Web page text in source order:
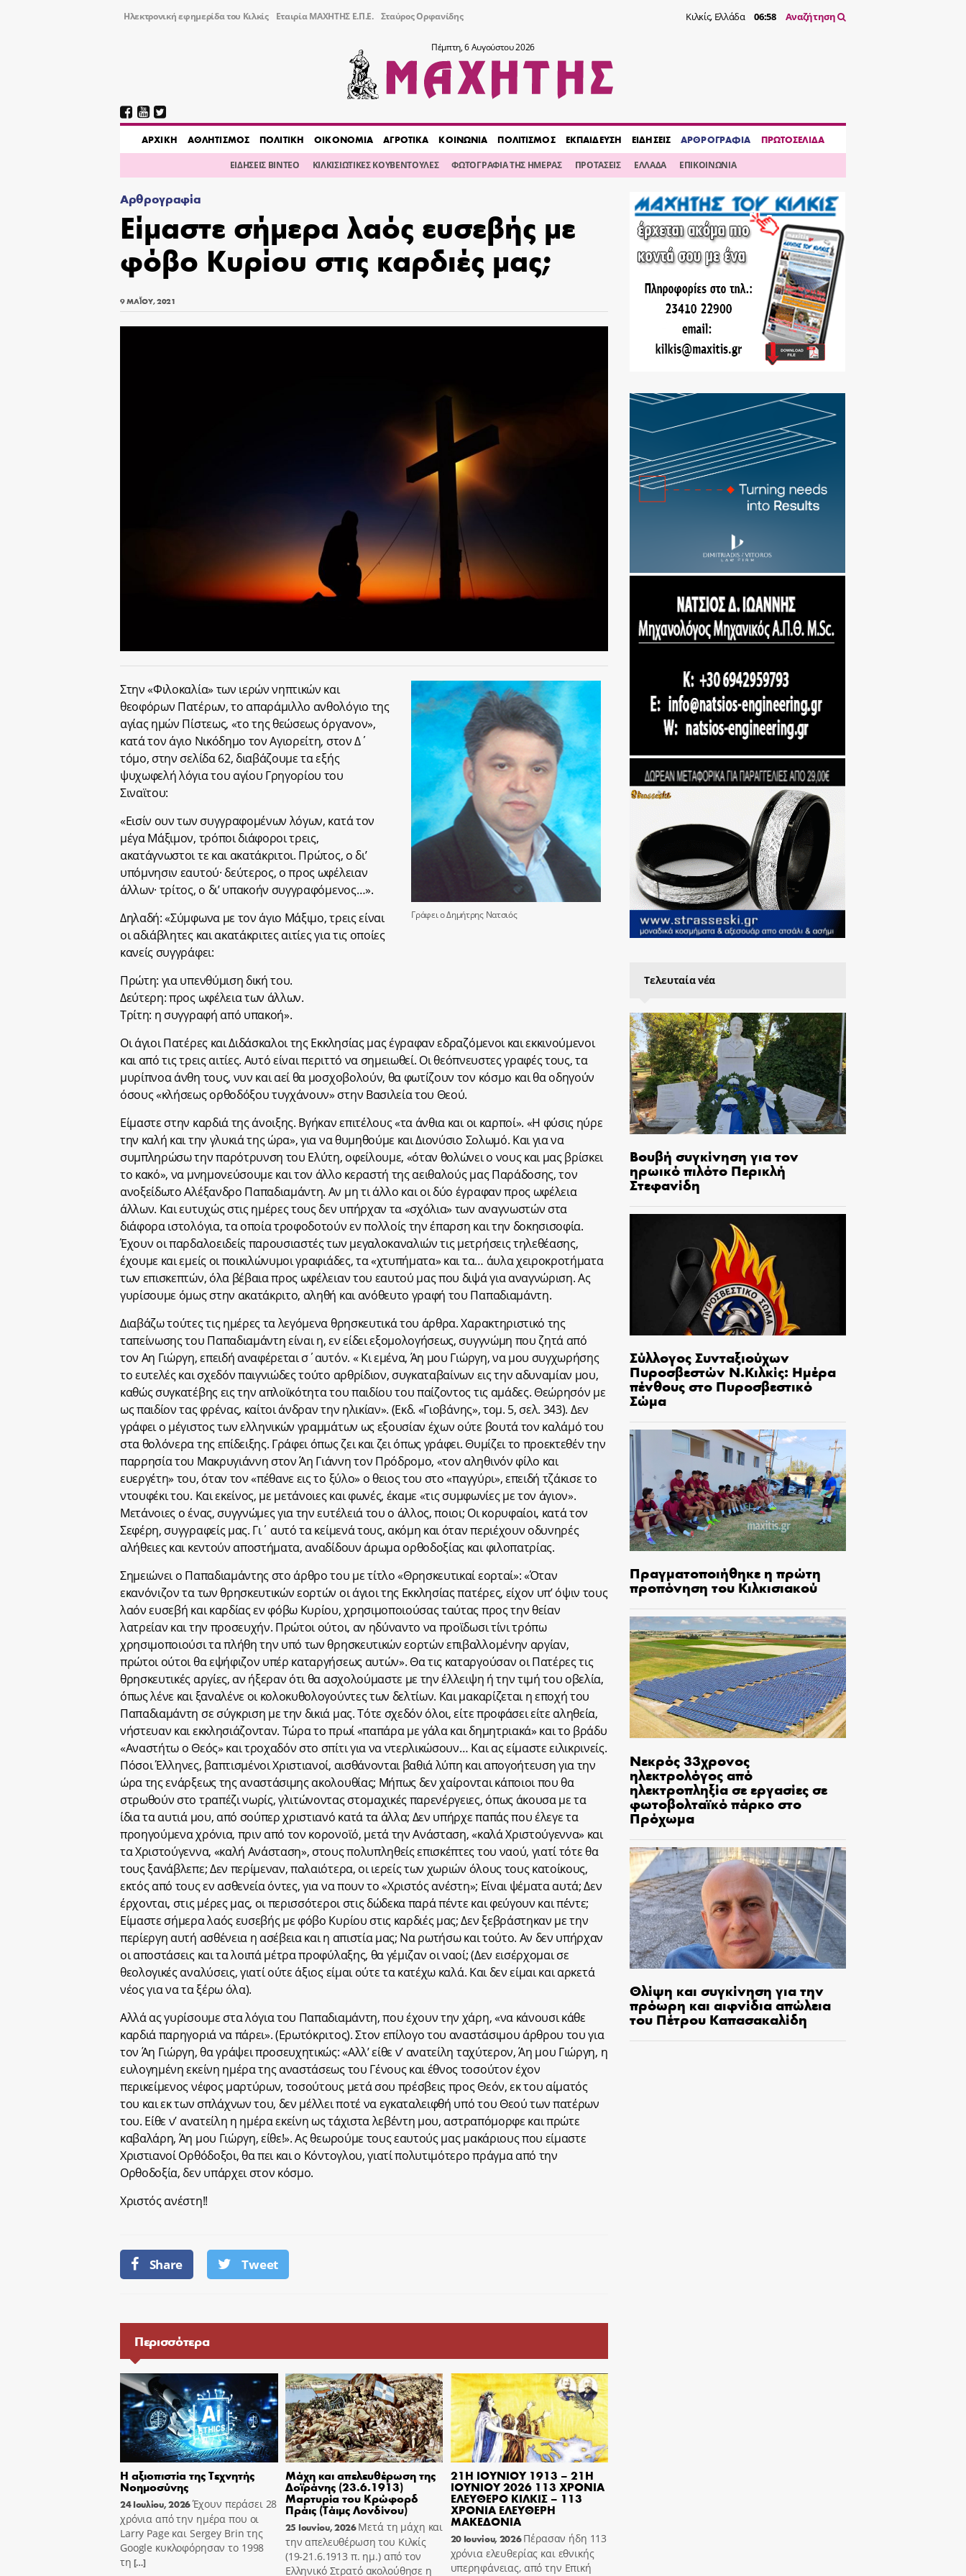
Ηλεκτρονική εφημερίδα του Κιλκίς Εταιρία ΜΑΧΗΤΗΣ Ε.Π.Ε. Σταύρος Ορφανίδης Κιλκίς, Ελλάδα 06:58 Αναζήτηση
Πέμπτη, 6 Αυγούστου 2026
AΡΧΙΚΗ ΑΘΛΗΤΙΣΜΟΣ ΠΟΛΙΤΙΚΗ ΟΙΚΟΝΟΜΙΑ ΑΓΡΟΤΙΚΑ ΚΟΙΝΩΝΙΑ ΠΟΛΙΤΙΣΜΟΣ ΕΚΠΑΙΔΕΥΣΗ ΕΙΔΗΣΕΙΣ ΑΡΘΡΟΓΡΑΦΙΑ ΠΡΩΤΟΣΕΛΙΔΑ
ΕΙΔΗΣΕΙΣ ΒΙΝΤΕΟ ΚΙΛΚΙΣΙΩΤΙΚΕΣ ΚΟΥΒΕΝΤΟΥΛΕΣ ΦΩΤΟΓΡΑΦΙΑ ΤΗΣ ΗΜΕΡΑΣ ΠΡΟΤΑΣΕΙΣ ΕΛΛΑΔΑ ΕΠΙΚΟΙΝΩΝΙΑ
Αρθρογραφία
Είμαστε σήμερα λαός ευσεβής με
φόβο Κυρίου στις καρδιές μας;
9 ΜΑΪ́ΟΥ, 2021
Γράφει ο Δημήτρης Νατσιός
Στην «Φιλοκαλία» των ιερών νηπτικών και
θεοφόρων Πατέρων, το απαράμιλλο ανθολόγιο της
αγίας ημών Πίστεως, «το της θεώσεως όργανον»,
κατά τον άγιο Νικόδημο τον Αγιορείτη, στον Δ΄
τόμο, στην σελίδα 62, διαβάζουμε τα εξής
ψυχωφελή λόγια του αγίου Γρηγορίου του
Σιναϊτου:
«Εισίν ουν των συγγραφομένων λόγων, κατά τον
μέγα Μάξιμον, τρόποι διάφοροι τρεις,
ακατάγνωστοι τε και ακατάκριτοι. Πρώτος, ο δι’
υπόμνησιν εαυτού· δεύτερος, ο προς ωφέλειαν
άλλων· τρίτος, ο δι’ υπακοήν συγγραφόμενος…».
Δηλαδή: «Σύμφωνα με τον άγιο Μάξιμο, τρεις είναι
οι αδιάβλητες και ακατάκριτες αιτίες για τις οποίες
κανείς συγγράφει:
Πρώτη: για υπενθύμιση δική του.
Δεύτερη: προς ωφέλεια των άλλων.
Τρίτη: η συγγραφή από υπακοή».
Οι άγιοι Πατέρες και Διδάσκαλοι της Εκκλησίας μας έγραφαν εδραζόμενοι και εκκινούμενοι
και από τις τρεις αιτίες. Αυτό είναι περιττό να σημειωθεί. Οι θεόπνευστες γραφές τους, τα
μυρίπνοα άνθη τους, νυν και αεί θα μοσχοβολούν, θα φωτίζουν τον κόσμο και θα οδηγούν
όσους «κλήσεως ορθοδόξου τυγχάνουν» στην Βασιλεία του Θεού.
Είμαστε στην καρδιά της άνοιξης. Βγήκαν επιτέλους «τα άνθια και οι καρποί». «Η φύσις ηύρε
την καλή και την γλυκιά της ώρα», για να θυμηθούμε και Διονύσιο Σολωμό. Και για να
συμπληρώσω την παρότρυνση του Ελύτη, οφείλουμε, «όταν θολώνει ο νους και μας βρίσκει
το κακό», να μνημονεύσουμε και τον άλλο κεραστή της αειθαλούς μας Παράδοσης, τον
ανοξείδωτο Αλέξανδρο Παπαδιαμάντη. Αν μη τι άλλο και οι δύο έγραφαν προς ωφέλεια
άλλων. Και ευτυχώς στις ημέρες τους δεν υπήρχαν τα «σχόλια» των αναγνωστών στα
διάφορα ιστολόγια, τα οποία τροφοδοτούν εν πολλοίς την έπαρση και την δοκησισοφία.
Έχουν οι παρδαλοειδείς παρουσιαστές των μεγαλοκαναλιών τις μετρήσεις τηλεθέασης,
έχουμε και εμείς οι ποικιλώνυμοι γραφιάδες, τα «χτυπήματα» και τα… άυλα χειροκροτήματα
των επισκεπτών, όλα βέβαια προς ωφέλειαν του εαυτού μας που διψά για αναγνώριση. Ας
γυρίσουμε όμως στην ακατάκριτο, αληθή και ανόθευτο γραφή του Παπαδιαμάντη.
Διαβάζω τούτες τις ημέρες τα λεγόμενα θρησκευτικά του άρθρα. Χαρακτηριστικό της
ταπείνωσης του Παπαδιαμάντη είναι η, εν είδει εξομολογήσεως, συγγνώμη που ζητά από
τον Αη Γιώργη, επειδή αναφέρεται σ΄αυτόν. « Κι εμένα, Άη μου Γιώργη, να μου συγχωρήσης
το ευτελές και σχεδόν παιγνιώδες τούτο αρθρίδιον, συγκαταβαίνων εις την αδυναμίαν μου,
καθώς συγκατέβης εις την απλοϊκότητα του παιδίου του παίζοντος τις αμάδες. Θεώρησόν με
ως παιδίον τας φρένας, καίτοι άνδραν την ηλικίαν». (Εκδ. «Γιοβάνης», τομ. 5, σελ. 343). Δεν
γράφει ο μέγιστος των ελληνικών γραμμάτων ως εξουσίαν έχων ούτε βουτά τον καλάμό του
στα θολόνερα της επίδειξης. Γράφει όπως ζει και ζει όπως γράφει. Θυμίζει το προεκτεθέν την
παρρησία του Μακρυγιάννη στον Άη Γιάννη τον Πρόδρομο, «τον αληθινόν φίλο και
ευεργέτη» του, όταν τον «πέθανε εις το ξύλο» ο θειος του στο «παγγύρι», επειδή τζάκισε το
ντουφέκι του. Και εκείνος, με μετάνοιες και φωνές, έκαμε «τις συμφωνίες με τον άγιον».
Μετάνοιες ο ένας, συγγνώμες για την ευτέλειά του ο άλλος, ποιοι; Οι κορυφαίοι, κατά τον
Σεφέρη, συγγραφείς μας. Γι΄ αυτό τα κείμενά τους, ακόμη και όταν περιέχουν οδυνηρές
αλήθειες και κεντούν αποστήματα, αναδίδουν άρωμα ορθοδοξίας και φιλοπατρίας.
Σημειώνει ο Παπαδιαμάντης στο άρθρο του με τίτλο «Θρησκευτικαί εορταί»: «Όταν
εκανόνιζον τα των θρησκευτικών εορτών οι άγιοι της Εκκλησίας πατέρες, είχον υπ’ όψιν τους
λαόν ευσεβή και καρδίας εν φόβω Κυρίου, χρησιμοποιούσας ταύτας προς την θείαν
λατρείαν και την προσευχήν. Πρώτοι ούτοι, αν ηδύναντο να προϊδωσι τίνι τρόπω
χρησιμοποιούσι τα πλήθη την υπό των θρησκευτικών εορτών επιβαλλομένην αργίαν,
πρώτοι ούτοι θα εψήφιζον υπέρ καταργήσεως αυτών». Θα τις καταργούσαν οι Πατέρες τις
θρησκευτικές αργίες, αν ήξεραν ότι θα ασχολούμαστε με την έλλειψη ή την τιμή του οβελία,
όπως λένε και ξαναλένε οι κολοκυθολογούντες των δελτίων. Και μακαρίζεται η εποχή του
Παπαδιαμάντη σε σύγκριση με την δικιά μας. Τότε σχεδόν όλοι, είτε προφάσει είτε αληθεία,
νήστευαν και εκκλησιάζονταν. Τώρα το πρωί «παπάρα με γάλα και δημητριακά» και το βράδυ
«Αναστήτω ο Θεός» και τροχαδόν στο σπίτι για να ντερλικώσουν… Και ας είμαστε ειλικρινείς.
Πόσοι Έλληνες, βαπτισμένοι Χριστιανοί, αισθάνονται βαθιά λύπη και απογοήτευση για την
ώρα της ενάρξεως της αναστάσιμης ακολουθίας; Μήπως δεν χαίρονται κάποιοι που θα
στρωθούν στο τραπέζι νωρίς, γλιτώνοντας στομαχικές παρενέργειες, όπως άκουσα με τα
ίδια τα αυτιά μου, από σούπερ χριστιανό κατά τα άλλα; Δεν υπήρχε παπάς που έλεγε τα
προηγούμενα χρόνια, πριν από τον κορονοϊό, μετά την Ανάσταση, «καλά Χριστούγεννα» και
τα Χριστούγεννα, «καλή Ανάσταση», στους πολυπληθείς επισκέπτες του ναού, γιατί τότε θα
τους ξανάβλεπε; Δεν περίμεναν, παλαιότερα, οι ιερείς των χωριών όλους τους κατοίκους,
εκτός από τους εν ασθενεία όντες, για να πουν το «Χριστός ανέστη»; Είναι ψέματα αυτά; Δεν
έρχονται, στις μέρες μας, οι περισσότεροι στις δώδεκα παρά πέντε και φεύγουν και πέντε;
Είμαστε σήμερα λαός ευσεβής με φόβο Κυρίου στις καρδιές μας; Δεν ξεβράστηκαν με την
περίεργη αυτή ασθένεια η ασέβεια και η απιστία μας; Να ρωτήσω και τούτο. Αν δεν υπήρχαν
οι αποστάσεις και τα λοιπά μέτρα προφύλαξης, θα γέμιζαν οι ναοί; (Δεν εισέρχομαι σε
θεολογικές αναλύσεις, γιατί ούτε άξιος είμαι ούτε τα κατέχω καλά. Και δεν είμαι και αρκετά
νέος για να τα ξέρω όλα).
Αλλά ας γυρίσουμε στα λόγια του Παπαδιαμάντη, που έχουν την χάρη, «να κάνουσι κάθε
καρδιά παρηγοριά να πάρει». (Ερωτόκριτος). Στον επίλογο του αναστάσιμου άρθρου του για
τον Άη Γιώργη, θα γράψει προσευχητικώς: «Αλλ’ είθε ν’ ανατείλη ταχύτερον, Άη μου Γιώργη, η
ευλογημένη εκείνη ημέρα της αναστάσεως του Γένους και έθνος τοσούτον έχον
περικείμενος νέφος μαρτύρων, τοσούτους μετά σου πρέσβεις προς Θεόν, εκ του αίματός
του και εκ των σπλάχνων του, δεν μέλλει ποτέ να εγκαταλειφθή υπό του Θεού των πατέρων
του. Είθε ν’ ανατείλη η ημέρα εκείνη ως τάχιστα λεβέντη μου, αστραπόμορφε και πρώτε
καβαλάρη, Άη μου Γιώργη, είθε!». Ας θεωρούμε τους εαυτούς μας μακάριους που είμαστε
Χριστιανοί Ορθόδοξοι, θα πει και ο Κόντογλου, γιατί πολυτιμότερο πράγμα από την
Ορθοδοξία, δεν υπάρχει στον κόσμο.
Χριστός ανέστη!!
Share Tweet
Περισσότερα
Η αξιοπιστία της Τεχνητής
Νοημοσύνης
24 Ιουλίου, 2026Έχουν περάσει 28
χρόνια από την ημέρα που οι
Larry Page και Sergey Brin της
Google κυκλοφόρησαν το 1998
τη […]
Μάχη και απελευθέρωση της
Δοϊράνης (23.6.1913)
Μαρτυρία του Κρώφορδ
Πράις (Τάιμς Λονδίνου)
25 Ιουνίου, 2026Μετά τη μάχη και
την απελευθέρωση του Κιλκίς
(19-21.6.1913 π. ημ.) από τον
Ελληνικό Στρατό ακολούθησε η
21Η ΙΟΥΝΙΟΥ 1913 – 21Η
ΙΟΥΝΙΟΥ 2026 113 ΧΡΟΝΙΑ
ΕΛΕΥΘΕΡΟ ΚΙΛΚΙΣ – 113
ΧΡΟΝΙΑ ΕΛΕΥΘΕΡΗ
ΜΑΚΕΔΟΝΙΑ
20 Ιουνίου, 2026Πέρασαν ήδη 113
χρόνια ελευθερίας και εθνικής
υπερηφάνειας, από την Επική
Τελευταία νέα
Βουβή συγκίνηση για τον
ηρωικό πιλότο Περικλή
Στεφανίδη
Σύλλογος Συνταξιούχων
Πυροσβεστών Ν.Κιλκίς: Ημέρα
πένθους στο Πυροσβεστικό
Σώμα
Πραγματοποιήθηκε η πρώτη
προπόνηση του Κιλκισιακού
Νεκρός 33χρονος
ηλεκτρολόγος από
ηλεκτροπληξία σε εργασίες σε
φωτοβολταϊκό πάρκο στο
Πρόχωμα
Θλίψη και συγκίνηση για την
πρόωρη και αιφνίδια απώλεια
του Πέτρου Καπασακαλίδη